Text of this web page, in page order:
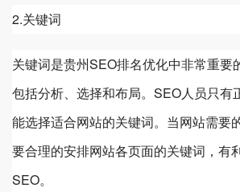
2.关键词
关键词是贵州SEO排名优化中非常重要
包括分析、选择和布局。SEO人员只有
能选择适合网站的关键词。当网站需要
要合理的安排网站各页面的关键词，有
SEO。